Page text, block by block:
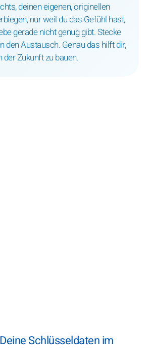
deinen eigenen, originellen
nur weil du das Gefühl hast,
gerade nicht genug gibt. Stecke
den Austausch. Genau das hilft dir,
der Zukunft zu bauen.
Schlüsseldaten im